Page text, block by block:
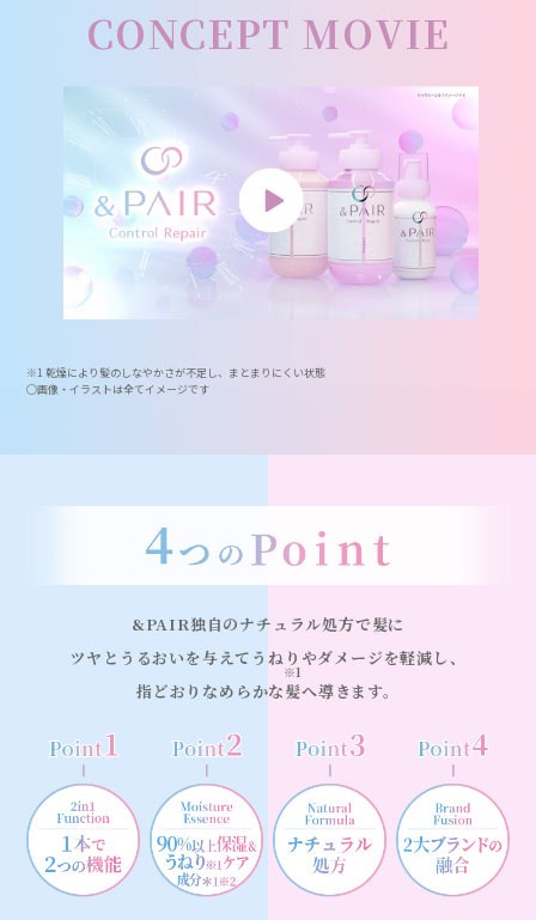
CONCEPT MOVIE
※1 乾燥により髪のしなやかさが不足し、まとまりにくい状態
◯画像・イラストは全てイメージです
&PAIR独自のナチュラル処方で髪に
ツヤとうるおいを与えて うねり
※1
やダメージを軽減し、
指どおりなめらかな髪へ導きます。